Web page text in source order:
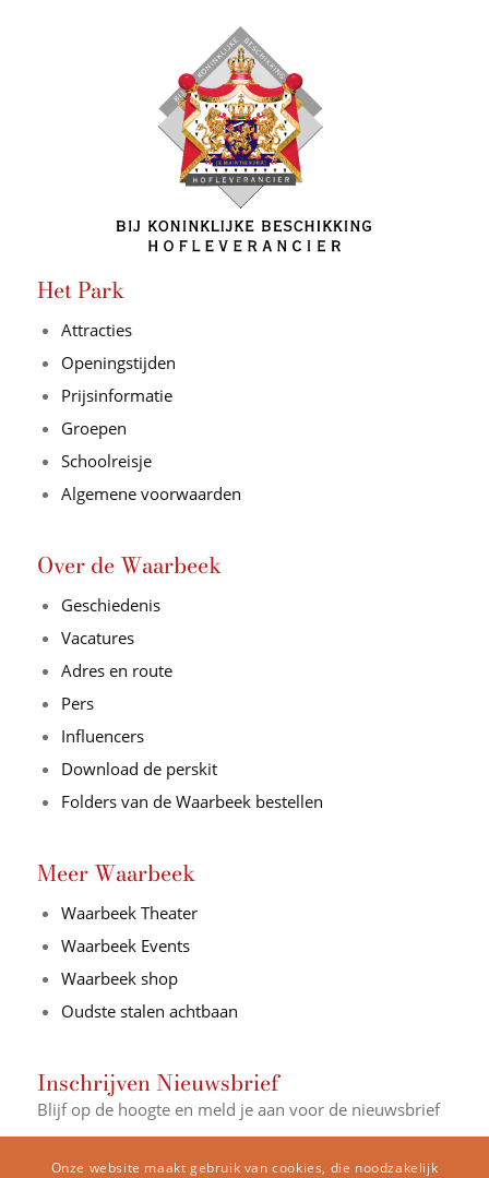
Het Park
Attracties
Openingstijden
Prijsinformatie
Groepen
Schoolreisje
Algemene voorwaarden
Over de Waarbeek
Geschiedenis
Vacatures
Adres en route
Pers
Influencers
Download de perskit
Folders van de Waarbeek bestellen
Meer Waarbeek
Waarbeek Theater
Waarbeek Events
Waarbeek shop
Oudste stalen achtbaan
Inschrijven Nieuwsbrief
Blijf op de hoogte en meld je aan voor de nieuwsbrief
E-mail Adres*
Onze website maakt gebruik van cookies, die noodzakelijk